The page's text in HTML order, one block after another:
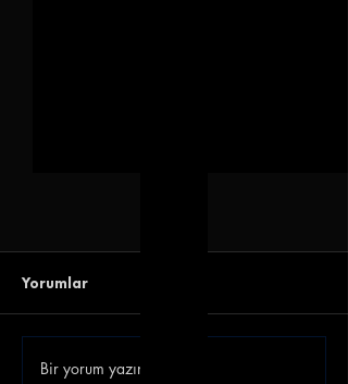
Gençlerbirliği Gökhan
Yorumlar
Bir yorum yazın...